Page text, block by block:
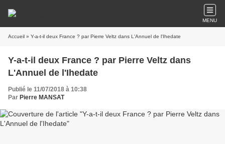
MENU
Accueil » Y-a-t-il deux France ? par Pierre Veltz dans L'Annuel de l'Ihedate
Y-a-t-il deux France ? par Pierre Veltz dans
L'Annuel de l'Ihedate
Publié le 11/07/2018 à 10:38
Par Pierre MANSAT